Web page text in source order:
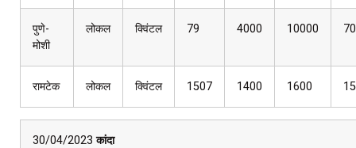
पुणे-
मोशी
लोकल क्विंटल 79 4000 10000
रामटेक लोकल क्विंटल 1507 1400 1600
30/04/2023कांदा